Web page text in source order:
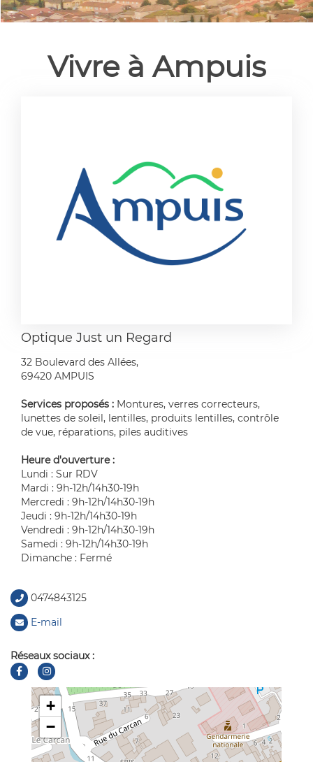
Vivre à Ampuis
Optique Just un Regard
32 Boulevard des Allées,
69420 AMPUIS
Services proposés : Montures, verres correcteurs,
lunettes de soleil, lentilles, produits lentilles, contrôle
de vue, réparations, piles auditives
Heure d'ouverture :
Lundi : Sur RDV
Mardi : 9h-12h/14h30-19h
Mercredi : 9h-12h/14h30-19h
Jeudi : 9h-12h/14h30-19h
Vendredi : 9h-12h/14h30-19h
Samedi : 9h-12h/14h30-19h
Dimanche : Fermé
0474843125
E-mail
Réseaux sociaux :
+
−